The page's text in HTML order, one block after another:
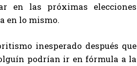
en las próximas elecciones
en lo mismo.
inesperado después que
podrían ir en fórmula a la